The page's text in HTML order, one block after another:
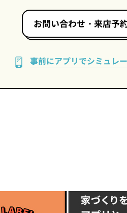
お問い合わせ・来店予
事前にアプリでシミュレ